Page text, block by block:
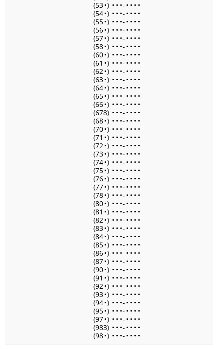
(53•) • • •- • • • •
(54•) • • •- • • • •
(55•) • • •- • • • •
(56•) • • •- • • • •
(57•) • • •- • • • •
(58•) • • •- • • • •
(60•) • • •- • • • •
(61 •) • • •- • • • •
(62•) • • •- • • • •
(63•) • • •- • • • •
(64•) • • •- • • • •
(65•) • • •- • • • •
(66•) • • •- • • • •
(678) • • •- • • • •
(68•) • • •- • • • •
(70•) • • •- • • • •
(71 •) • • •- • • • •
(72•) • • •- • • • •
(73•) • • •- • • • •
(74•) • • •- • • • •
(75•) • • •- • • • •
(76•) • • •- • • • •
(77•) • • •- • • • •
(78•) • • •- • • • •
(80•) • • •- • • • •
(81 •) • • •- • • • •
(82•) • • •- • • • •
(83•) • • •- • • • •
(84•) • • •- • • • •
(85•) • • •- • • • •
(86•) • • •- • • • •
(87•) • • •- • • • •
(90•) • • •- • • • •
(91 •) • • •- • • • •
(92•) • • •- • • • •
(93•) • • •- • • • •
(94•) • • •- • • • •
(95•) • • •- • • • •
(97•) • • •- • • • •
(983) • • •- • • • •
(98•) • • •- • • • •